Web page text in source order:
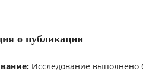
о публикации
Исследование выполнено